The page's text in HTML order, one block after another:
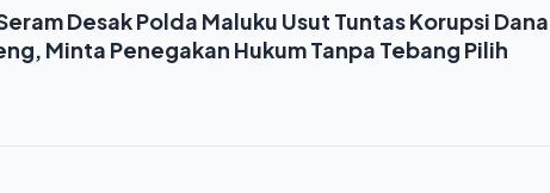
Desak Polda Maluku Usut Tuntas Korupsi Dana
Minta Penegakan Hukum Tanpa Tebang Pilih